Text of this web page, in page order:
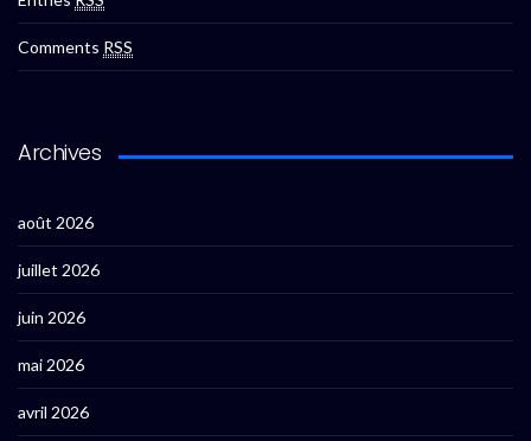
Comments RSS
Archives
août 2026
juillet 2026
juin 2026
mai 2026
avril 2026